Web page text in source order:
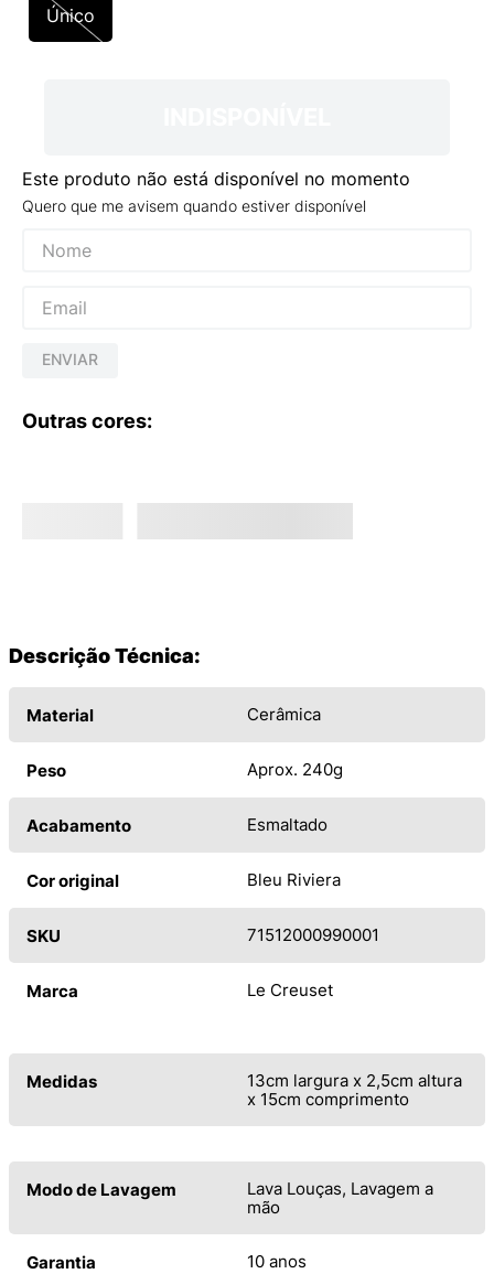
Único
Este produto não está disponível no momento
Quero que me avisem quando estiver disponível
ENVIAR
Outras cores:
Descrição Técnica:
Material Cerâmica
Peso Aprox. 240g
Acabamento Esmaltado
Cor original Bleu Riviera
SKU 71512000990001
Marca Le Creuset
Medidas
13cm largura x 2,5cm altura
x 15cm comprimento
Modo de Lavagem
Lava Louças, Lavagem a
mão
Garantia 10 anos
º
VANS TÊNIS VANS ULTRARANGE
10º NEW BALANCE 204L